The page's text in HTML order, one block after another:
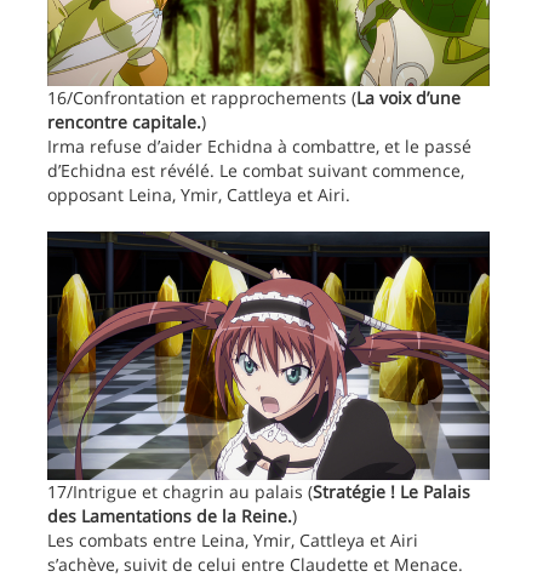
16/Confrontation et rapprochements (La voix d’une
rencontre capitale.)
Irma refuse d’aider Echidna à combattre, et le passé
d’Echidna est révélé. Le combat suivant commence,
opposant Leina, Ymir, Cattleya et Airi.
17/Intrigue et chagrin au palais (Stratégie ! Le Palais
des Lamentations de la Reine.)
Les combats entre Leina, Ymir, Cattleya et Airi
s’achève, suivit de celui entre Claudette et Menace.